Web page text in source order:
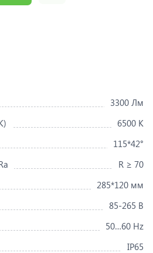
3300 Лм
6500 K
115*42°
R ≥ 70
285*120 мм
85-265 В
50…60 Hz
IP65